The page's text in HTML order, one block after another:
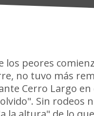
los peores
no tuvo más
Cerro Largo
Sin rodeos